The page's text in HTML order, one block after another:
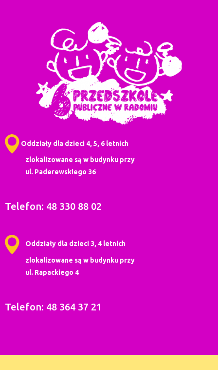
Oddziały dla dzieci 4, 5, 6 letnich
zlokalizowane są w budynku przy
ul. Paderewskiego 36
Telefon: 48 330 88 02
Oddziały dla dzieci 3, 4 letnich
zlokalizowane są w budynku przy
ul. Rapackiego 4
Telefon: 48 364 37 21